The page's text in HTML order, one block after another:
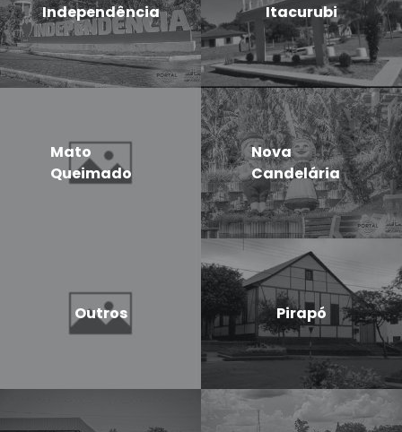
Independência Itacurubi
Mato
Queimado
Nova
Candelária
Outros Pirapó